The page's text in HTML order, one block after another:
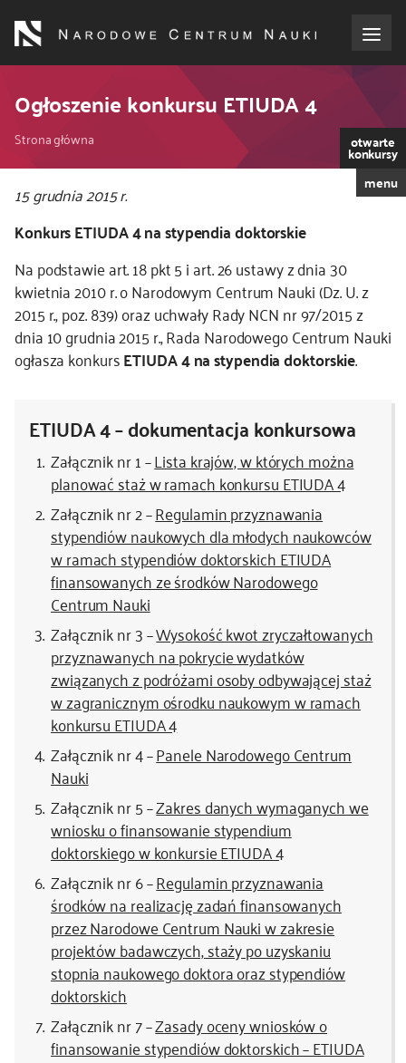
treści
o NCN
dla wnioskodawców
dla realizujących projekty
dla ekspertów
efekty NCN
współpraca międzynarodowa
kontakt
Ogłoszenie konkursu ETIUDA 4
Ścieżka
nawigacyjna
Strona główna otwarte
konkursy
menu
15 grudnia 2015 r.
Konkurs ETIUDA 4 na stypendia doktorskie
Na podstawie art. 18 pkt 5 i art. 26 ustawy z dnia 30
kwietnia 2010 r. o Narodowym Centrum Nauki (Dz. U. z
2015 r., poz. 839) oraz uchwały Rady NCN nr 97/2015 z
dnia 10 grudnia 2015 r., Rada Narodowego Centrum Nauki
ogłasza konkursETIUDA 4 na stypendia doktorskie.
ETIUDA 4 – dokumentacja konkursowa
Załącznik nr 1 –Lista krajów, w których można
planować staż w ramach konkursu ETIUDA 4
Załącznik nr 2 –Regulamin przyznawania
stypendiów naukowych dla młodych naukowców
w ramach stypendiów doktorskich ETIUDA
finansowanych ze środków Narodowego
Centrum Nauki
Załącznik nr 3 –Wysokość kwot zryczałtowanych
przyznawanych na pokrycie wydatków
związanych z podróżami osoby odbywającej staż
w zagranicznym ośrodku naukowym w ramach
konkursu ETIUDA 4
Załącznik nr 4 –Panele Narodowego Centrum
Nauki
Załącznik nr 5 –Zakres danych wymaganych we
wniosku o finansowanie stypendium
doktorskiego w konkursie ETIUDA 4
Załącznik nr 6 –Regulamin przyznawania
środków na realizację zadań finansowanych
przez Narodowe Centrum Nauki w zakresie
projektów badawczych, staży po uzyskaniu
stopnia naukowego doktora oraz stypendiów
doktorskich
Załącznik nr 7 –Zasady oceny wniosków o
finansowanie stypendiów doktorskich – ETIUDA